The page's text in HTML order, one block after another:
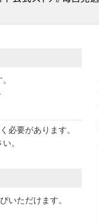
必要があります。
。
いただけます。